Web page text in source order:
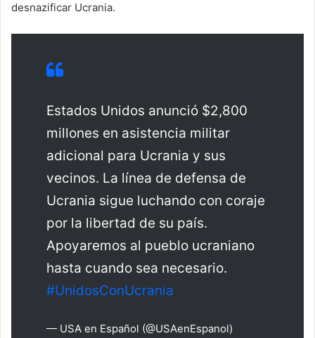
desnazificar Ucrania.
Estados Unidos anunció $2,800
millones en asistencia militar
adicional para Ucrania y sus
vecinos. La línea de defensa de
Ucrania sigue luchando con coraje
por la libertad de su país.
Apoyaremos al pueblo ucraniano
hasta cuando sea necesario.
#UnidosConUcrania
— USA en Español (@USAenEspanol)